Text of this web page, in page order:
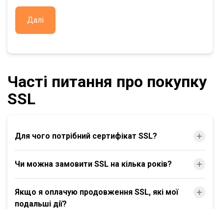
Далі
Часті питання про покупку
SSL
Для чого потрібний сертифікат SSL?
Чи можна замовити SSL на кілька років?
Якщо я оплачую продовження SSL, які мої
подальші дії?